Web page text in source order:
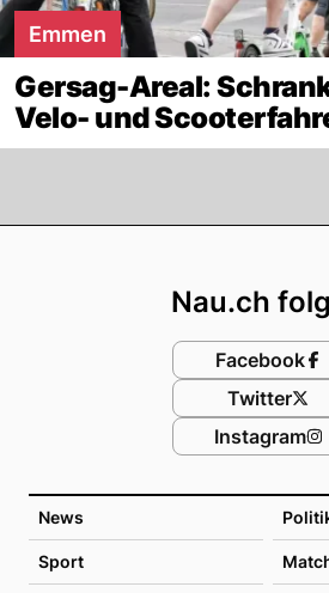
Emmen
Gersag-Areal:
Velo- und
News
Sport
Nau.ch
Facebook
Twitter
Instagram